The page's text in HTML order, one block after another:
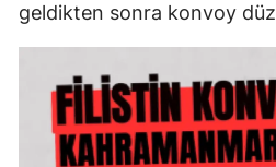
geldikten sonra konvoy